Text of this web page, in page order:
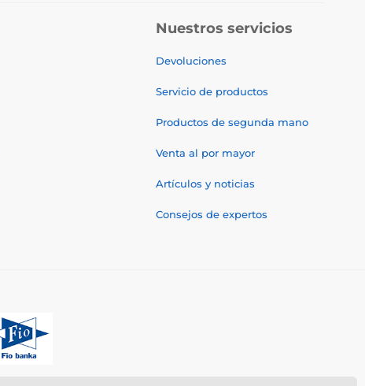
Nuestros servicios
Devoluciones
Servicio de productos
Productos de segunda mano
Venta al por mayor
Artículos y noticias
Consejos de expertos